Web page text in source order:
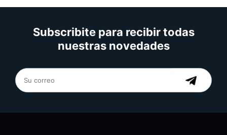
Subscribite para recibir todas
nuestras novedades